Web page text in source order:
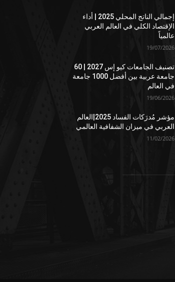
إجمالي الناتج المحلي 2025 | أداء
الإقتصاد الكلي في العالم العربي
عالمياً
19/07/2026
تصنيف الجامعات كيو إس 2027 | 60
جامعة عربية بين أفضل 1000 جامعة
في العالم
19/06/2026
مؤشر مُدرَكات الفساد 2025|العالم
العربي في ميزان الشفافية العالمي
11/02/2026